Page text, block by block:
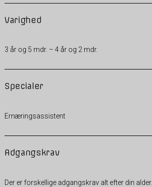
Varighed
3 år og 5 mdr. – 4 år og 2 mdr.
Specialer
Ernæringsassistent
Adgangskrav
Der er forskellige adgangskrav alt efter din alder.